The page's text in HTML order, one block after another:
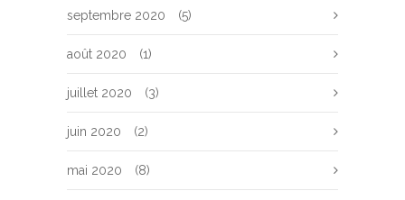
septembre 2020 (5)
août 2020 (1)
juillet 2020 (3)
juin 2020 (2)
mai 2020 (8)